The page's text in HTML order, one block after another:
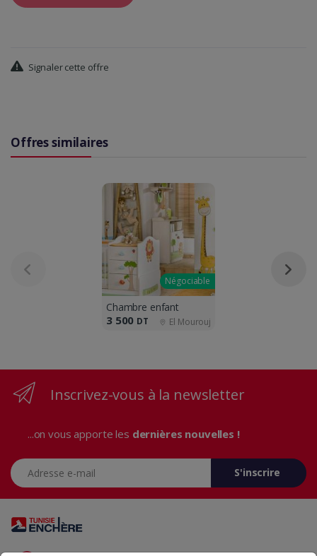
Signaler cette offre
Offres similaires
Négociable
Chambre enfant
3 500 DT El Mourouj
Inscrivez-vous à la newsletter
...on vous apporte les dernières nouvelles !
Adresse e-mail
S'inscrire